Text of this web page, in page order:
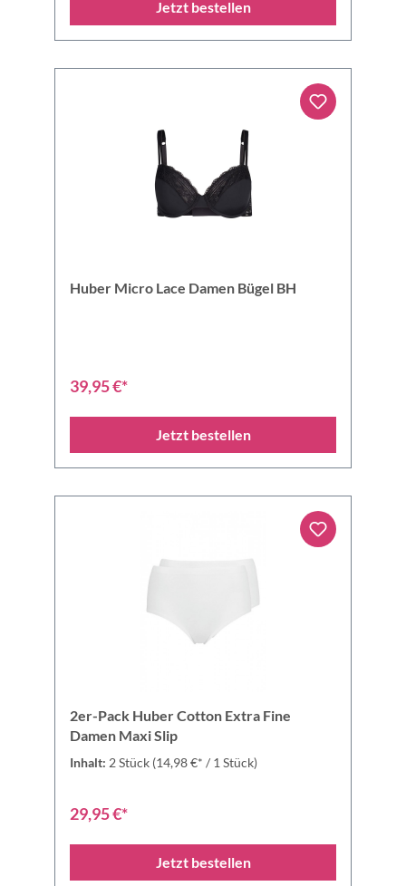
Jetzt bestellen
Huber Micro Lace Damen Bügel BH
39,95 €*
Jetzt bestellen
2er-Pack Huber Cotton Extra Fine
Damen Maxi Slip
Inhalt: 2 Stück (14,98 €* / 1 Stück)
29,95 €*
Jetzt bestellen